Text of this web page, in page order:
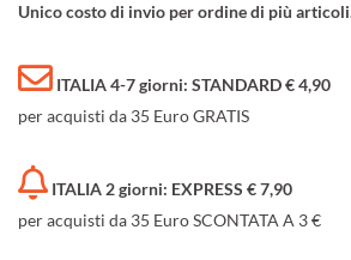
Unico costo di invio per ordine di più
ITALIA 4-7 giorni: STANDARD € 4,90
per acquisti da 35 Euro GRATIS
ITALIA 2 giorni: EXPRESS € 7,90
per acquisti da 35 Euro SCONTATA A 3 €